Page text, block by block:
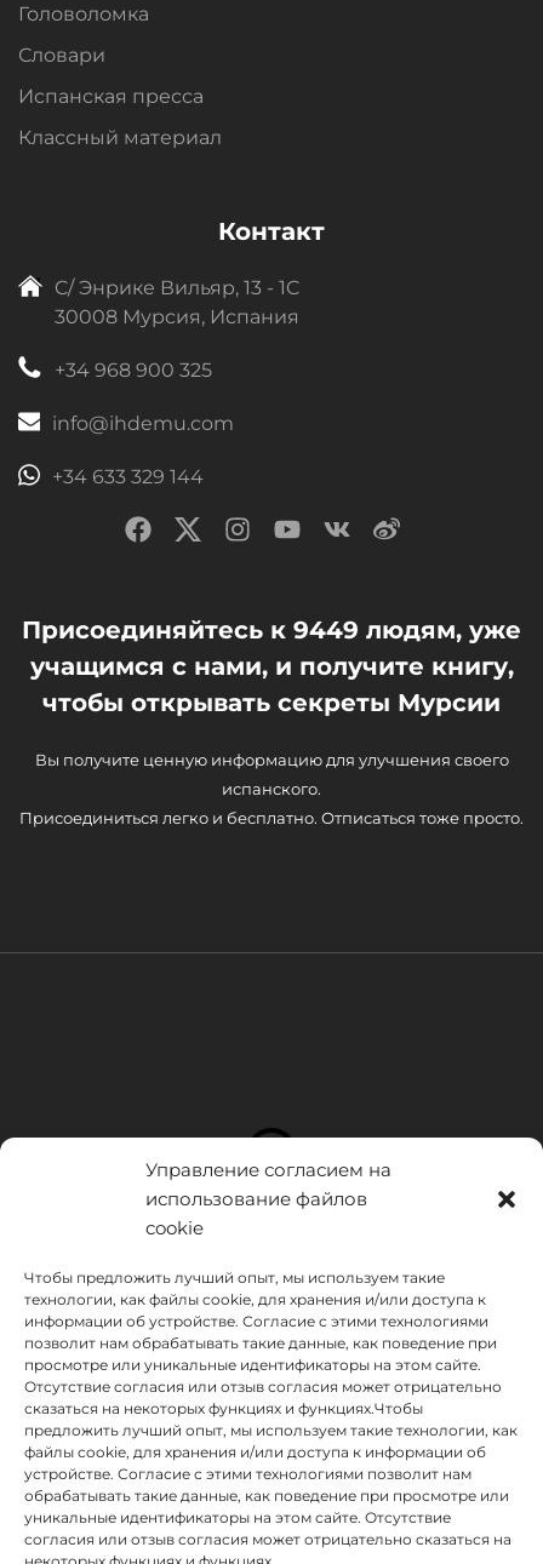
Управление согласием на
использование файлов
cookie
Чтобы предложить лучший опыт, мы используем такие
технологии, как файлы cookie, для хранения и/или доступа к
информации об устройстве. Согласие с этими технологиями
позволит нам обрабатывать такие данные, как поведение при
просмотре или уникальные идентификаторы на этом сайте.
Отсутствие согласия или отзыв согласия может отрицательно
сказаться на некоторых функциях и функциях.Чтобы
предложить лучший опыт, мы используем такие технологии, как
файлы cookie, для хранения и/или доступа к информации об
устройстве. Согласие с этими технологиями позволит нам
обрабатывать такие данные, как поведение при просмотре или
уникальные идентификаторы на этом сайте. Отсутствие
согласия или отзыв согласия может отрицательно сказаться на
Головоломка
Словари
Испанская пресса
Классный материал
Контакт
C/ Энрике Вильяр, 13 - 1C
30008 Мурсия, Испания
+34 968 900 325
info@ihdemu.com
+34 633 329 144
Присоединяйтесь к 9449 людям, уже
учащимся с нами, и получите книгу,
чтобы открывать секреты Мурсии
Вы получите ценную информацию для улучшения своего
испанского.
Присоединиться легко и бесплатно. Отписаться тоже просто.
INSTITUTO HISPANICO DE MURCIA, SOCIEDAD LIMITADA был
бенефициаром Европейского фонда регионального развития,
целью которого является развитие использования и качества
информационных и коммуникационных технологий и их
доступности, и благодаря которому он внедрил следующие
решения: присутствие в Интернете через его Веб-сайт.